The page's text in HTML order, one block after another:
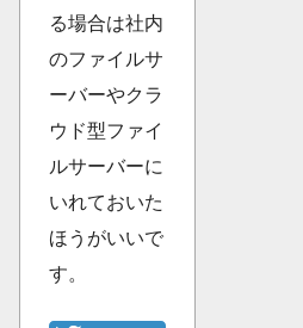
る場合は社内
のファイルサ
ーバーやクラ
ウド型ファイ
ルサーバーに
いれておいた
ほうがいいで
す。